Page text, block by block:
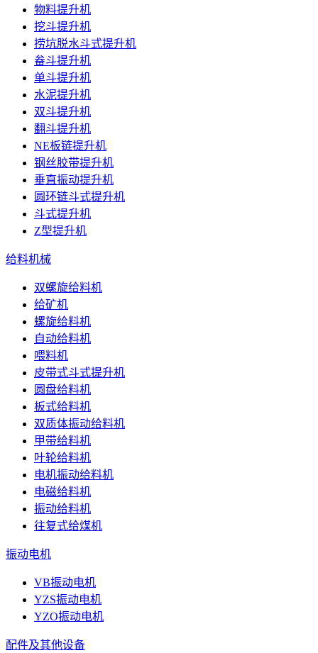
物料提升机
挖斗提升机
捞坑脱水斗式提升机
畚斗提升机
单斗提升机
水泥提升机
双斗提升机
翻斗提升机
NE板链提升机
钢丝胶带提升机
垂直振动提升机
圆环链斗式提升机
斗式提升机
Z型提升机
给料机械
双螺旋给料机
给矿机
螺旋给料机
自动给料机
喂料机
皮带式斗式提升机
圆盘给料机
板式给料机
双质体振动给料机
甲带给料机
叶轮给料机
电机振动给料机
电磁给料机
振动给料机
往复式给煤机
振动电机
VB振动电机
YZS振动电机
YZO振动电机
配件及其他设备